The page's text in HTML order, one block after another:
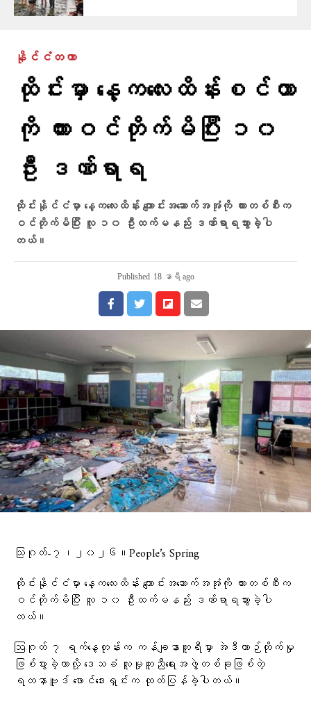
နိုင်ငံတကာ
ထိုင်းမှာ နေ့ကလေးထိန်းစင်တာ
ကို ကားဝင်တိုက်မိပြီး ၁၀
ဦး ဒဏ်ရာရ
ထိုင်းနိုင်ငံမှာ နေ့ကလေးထိန်း ကျောင်းအဆောက်အအုံကို ကားတစ်စီးက
ဝင်တိုက်မိပြီး လူ ၁၀ ဦးထက်မနည်း ဒဏ်ရာရသွားခဲ့ပါ
တယ်။
Published 18 နာရီ ago
သြဂုတ်-၇၊၂၀၂၆။People’s Spring
ထိုင်းနိုင်ငံမှာ နေ့ကလေးထိန်း ကျောင်းအဆောက်အအုံကို ကားတစ်စီးက
ဝင်တိုက်မိပြီး လူ ၁၀ ဦးထက်မနည်း ဒဏ်ရာရသွားခဲ့ပါ
တယ်။
ဩဂုတ် ၇ ရက်နေ့တုန်းက ကန်ချနာဘူရီမှာ အဲဒီယာဉ်တိုက်မှု
ဖြစ်ပွားခဲ့တာလို့ ဒေသခံ လူမှုကူညီရေးအဖွဲ့တစ်ခုဖြစ်တဲ့
ရတနာဗူဒ် ဖောင်ဒေးရှင်းက ထုတ်ပြန်ခဲ့ပါတယ်။